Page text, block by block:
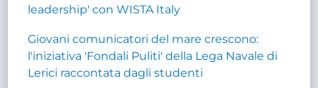
leadership' con WISTA Italy
Giovani comunicatori del mare crescono:
l'iniziativa 'Fondali Puliti' della Lega Navale di
Lerici raccontata dagli studenti